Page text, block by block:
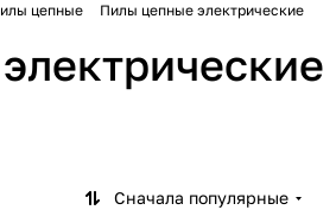
цепные Пилы цепные электрические
Сначала популярные